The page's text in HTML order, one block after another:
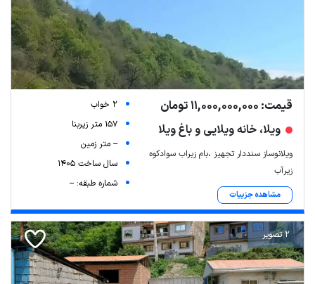
قیمت: 11,000,000,000 تومان
ویلا، خانه ویلایی و باغ ویلا
ویلانوساز سنددار تجهیز ،بام زیراب سوادکوه
زیرآب
مشاهده جزییات
2 خواب
157 متر زیربنا
-- متر زمین
سال ساخت 1405
شماره طبقه: --
2 تصویر